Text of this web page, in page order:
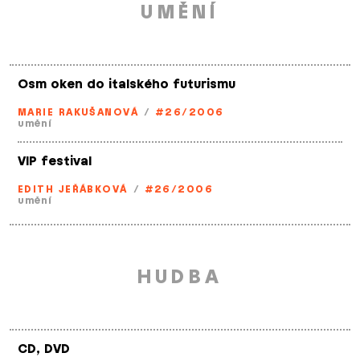
UMĚNÍ
Osm oken do italského futurismu
MARIE RAKUŠANOVÁ / #26/2006
umění
VIP festival
EDITH JEŘÁBKOVÁ / #26/2006
umění
HUDBA
CD, DVD